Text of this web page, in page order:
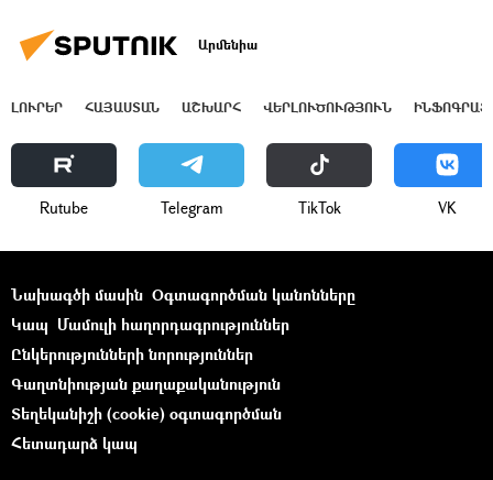
Արմենիա
ԼՈՒՐԵՐ ՀԱՅԱՍՏԱՆ ԱՇԽԱՐՀ ՎԵՐԼՈՒԾՈՒԹՅՈՒՆ
Rutube Telegram ТikТоk VK
Նախագծի մասին Օգտագործման կանոնները
Կապ Մամուլի հաղորդագրություններ
Ընկերությունների նորություններ
Գաղտնիության քաղաքականություն
Տեղեկանիշի (cookie) օգտագործման
Հետադարձ կապ